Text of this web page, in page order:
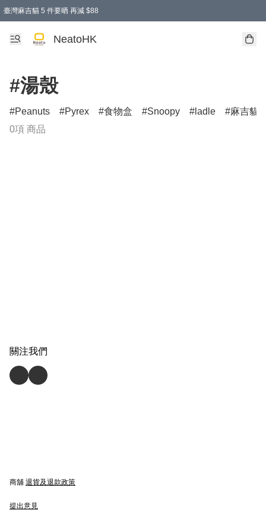
臺灣麻吉貓 5 件要晒 再減 $88
消費即享全單 95 折優惠！
購物滿 HKD 300.00即享免運費優惠！（適用於 特定的送貨方式 )
買麻吉貓廚具套裝免運費
寄送台灣運費滿HKD300 減 HKD50 優惠（不適用於儲物用品及傢俬）
NeatoHK
#湯殼
Peanuts Pyrex 食物盒 Snoopy ladle
麻吉貓
0項 商品
關注我們
商舖 退貨及退款政策
提出意見